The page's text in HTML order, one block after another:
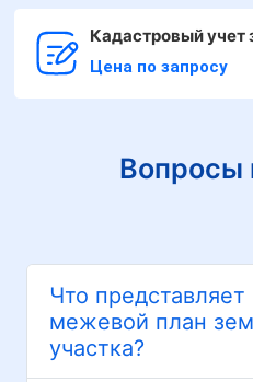
Кадастровый учет
Цена по запросу
Вопросы
Что представляет
межевой план
участка?